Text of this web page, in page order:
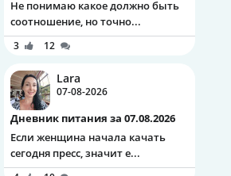
Не понимаю какое должно быть
соотношение, но точно...
3 12
Lara
07-08-2026
Дневник питания за 07.08.2026
Если женщина начала качать
сегодня пресс, значит е...